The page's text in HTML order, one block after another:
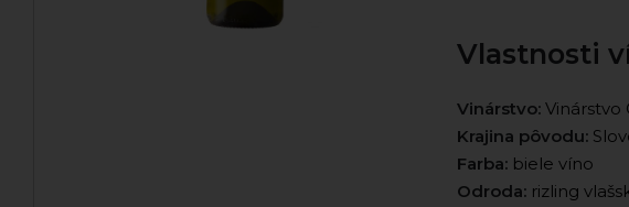
Vlastnosti
Vinárstvo: Vinárstvo
Krajina pôvodu:
Farba: biele víno
Odroda: rizling